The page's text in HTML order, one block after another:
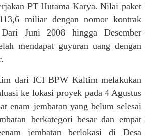
PT Hutama Karya. Nilai paket
miliar dengan nomor kontrak
Juni 2008 hingga Desember
mendapat guyuran uang dengan
dari ICI BPW Kaltim melakukan
ke lokasi proyek pada 4 Agustus
enam jembatan yang belum selesai
berkategori besar dan empat
jembatan berlokasi di Desa